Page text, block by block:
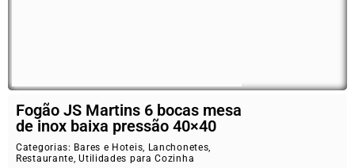
Fogão JS Martins 6 bocas mesa
de inox baixa pressão 40×40
Categorias: Bares e Hoteis, Lanchonetes,
Restaurante,Utilidades para Cozinha